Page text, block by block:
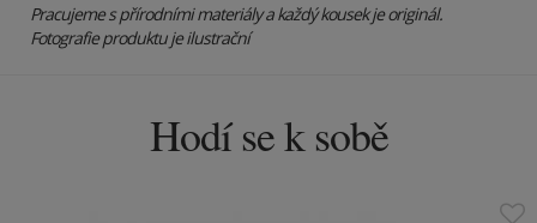
Pracujeme s přírodními materiály a každý kousek je originál.
Fotografie produktu je ilustrační
Hodí se k sobě